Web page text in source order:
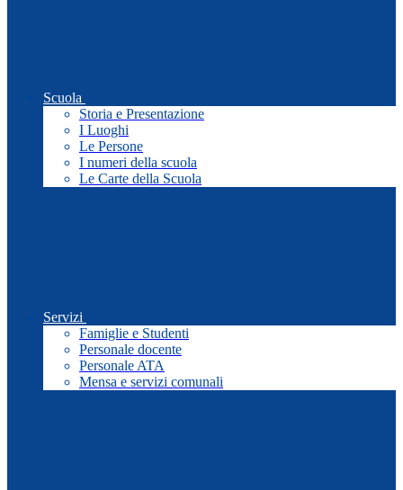
Scuola
Storia e Presentazione
I Luoghi
Le Persone
I numeri della scuola
Le Carte della Scuola
Servizi
Famiglie e Studenti
Personale docente
Personale ATA
Mensa e servizi comunali